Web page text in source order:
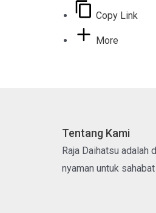
Copy Link
More
Tentang Kami
Raja Daihatsu adalah
nyaman untuk